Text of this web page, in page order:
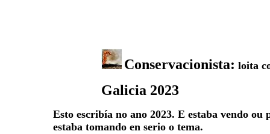
Conservacionista: loita
Galicia 2023
Esto escribía no ano 2023. E estaba vendo
estaba tomando en serio o tema.